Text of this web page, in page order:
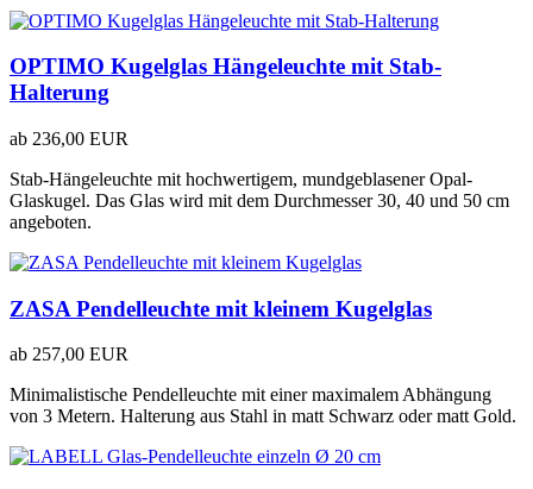
OPTIMO Kugelglas Hängeleuchte mit Stab-
Halterung
ab 236,00 EUR
Stab-Hängeleuchte mit hochwertigem, mundgeblasener Opal-
Glaskugel. Das Glas wird mit dem Durchmesser 30, 40 und 50 cm
angeboten.
ZASA Pendelleuchte mit kleinem Kugelglas
ab 257,00 EUR
Minimalistische Pendelleuchte mit einer maximalem Abhängung
von 3 Metern. Halterung aus Stahl in matt Schwarz oder matt Gold.